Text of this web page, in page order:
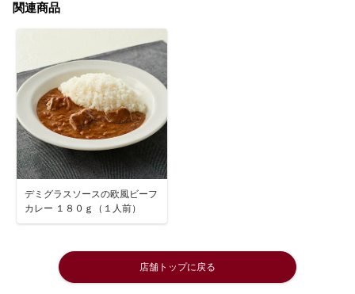
関連商品
デミグラスソースの欧風ビーフ
カレー １８０ｇ（１人前）
店舗トップに戻る